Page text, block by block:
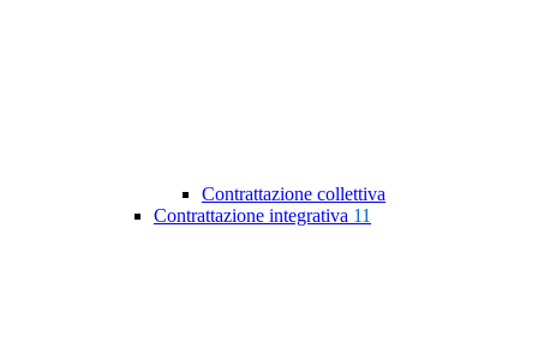
Contrattazione collettiva
Contrattazione integrativa 11